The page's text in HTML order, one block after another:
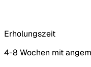
Erholungszeit
4-8 Wochen mit